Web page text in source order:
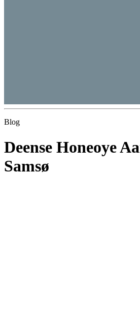
Blog
Deense Honeoye
Samsø